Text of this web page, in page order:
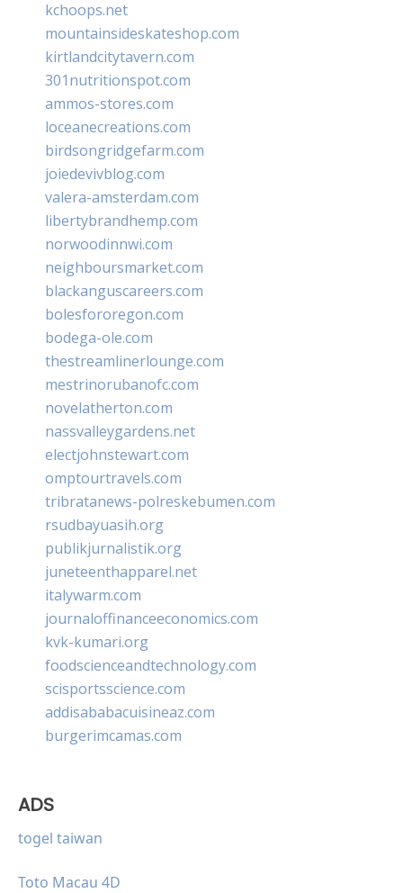
kchoops.net
mountainsideskateshop.com
kirtlandcitytavern.com
301nutritionspot.com
ammos-stores.com
loceanecreations.com
birdsongridgefarm.com
joiedevivblog.com
valera-amsterdam.com
libertybrandhemp.com
norwoodinnwi.com
neighboursmarket.com
blackanguscareers.com
bolesfororegon.com
bodega-ole.com
thestreamlinerlounge.com
mestrinorubanofc.com
novelatherton.com
nassvalleygardens.net
electjohnstewart.com
omptourtravels.com
tribratanews-polreskebumen.com
rsudbayuasih.org
publikjurnalistik.org
juneteenthapparel.net
italywarm.com
journaloffinanceeconomics.com
kvk-kumari.org
foodscienceandtechnology.com
scisportsscience.com
addisababacuisineaz.com
burgerimcamas.com
ADS
togel taiwan
Toto Macau 4D